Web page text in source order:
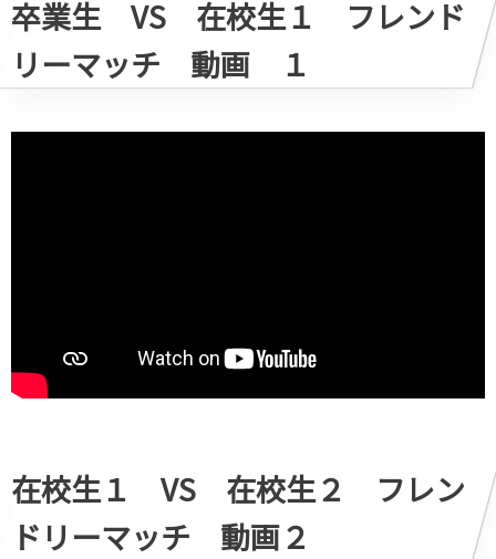
卒業生 VS 在校生１ フレンド
リーマッチ 動画 １
在校生１ VS 在校生２ フレン
ドリーマッチ 動画２